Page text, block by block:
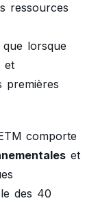
ressources
que lorsque
et
premières
comporte
et
des 40